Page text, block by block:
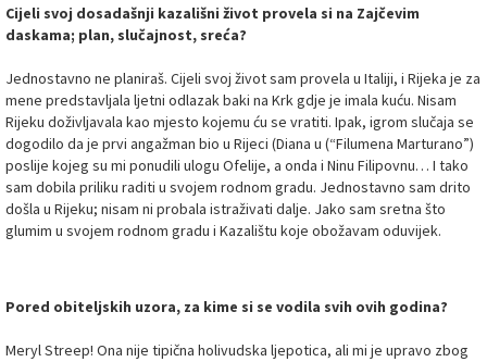
Cijeli svoj dosadašnji kazališni život provela si na Zajčevim
daskama; plan, slučajnost, sreća?
Jednostavno ne planiraš. Cijeli svoj život sam provela u Italiji, i Rijeka je za
mene predstavljala ljetni odlazak baki na Krk gdje je imala kuću. Nisam
Rijeku doživljavala kao mjesto kojemu ću se vratiti. Ipak, igrom slučaja se
dogodilo da je prvi angažman bio u Rijeci (Diana u (“Filumena Marturano”)
poslije kojeg su mi ponudili ulogu Ofelije, a onda i Ninu Filipovnu… I tako
sam dobila priliku raditi u svojem rodnom gradu. Jednostavno sam drito
došla u Rijeku; nisam ni probala istraživati dalje. Jako sam sretna što
glumim u svojem rodnom gradu i Kazalištu koje obožavam oduvijek.
Pored obiteljskih uzora, za kime si se vodila svih ovih godina?
Meryl Streep! Ona nije tipična holivudska ljepotica, ali mi je upravo zbog